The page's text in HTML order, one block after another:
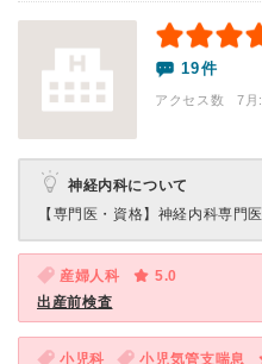
19件
アクセス数 7月:
神経内科について
【専門医・資格】 神経内科専門医
産婦人科
5.0
出産前検査
小児科 小児気管支喘息